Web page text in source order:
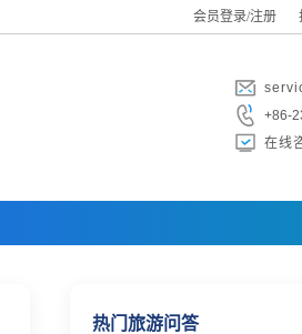
会员登录/注册
+86-
在线
热门旅游问答